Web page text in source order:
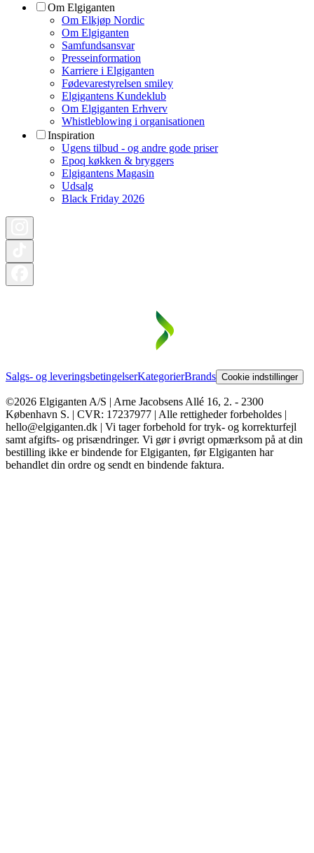
Om Elgiganten
Om Elkjøp Nordic
Om Elgiganten
Samfundsansvar
Presseinformation
Karriere i Elgiganten
Fødevarestyrelsen smiley
Elgigantens Kundeklub
Om Elgiganten Erhverv
Whistleblowing i organisationen
Inspiration
Ugens tilbud - og andre gode priser
Epoq køkken & bryggers
Elgigantens Magasin
Udsalg
Black Friday 2026
Salgs- og leveringsbetingelserKategorierBrands Cookie indstillinger
©2026 Elgiganten A/S | Arne Jacobsens Allé 16, 2. - 2300
København S. | CVR: 17237977 | Alle rettigheder forbeholdes |
hello@elgiganten.dk | Vi tager forbehold for tryk- og korrekturfejl
samt afgifts- og prisændringer. Vi gør i øvrigt opmærksom på at din
bestilling ikke er bindende for Elgiganten, før Elgiganten har
behandlet din ordre og sendt en bindende faktura.